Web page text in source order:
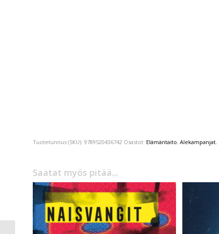
Tuotetunnus (SKU): 9789520436742 Osastot: Elämäntaito, Alekampanjat,
Saatat myös pitää...